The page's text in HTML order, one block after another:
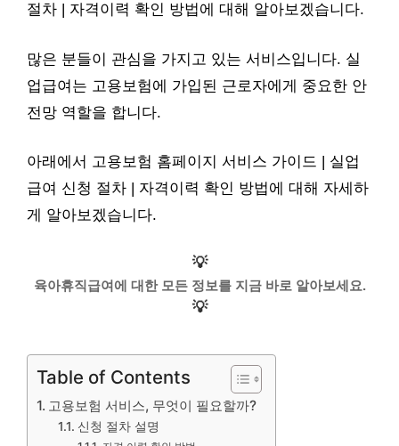
절차 | 자격이력 확인 방법에 대해 알아보겠습니다.
많은 분들이 관심을 가지고 있는 서비스입니다. 실
업급여는 고용보험에 가입된 근로자에게 중요한 안
전망 역할을 합니다.
아래에서 고용보험 홈페이지 서비스 가이드 | 실업
급여 신청 절차 | 자격이력 확인 방법에 대해 자세하
게 알아보겠습니다.
💡
육아휴직급여에 대한 모든 정보를 지금 바로 알아보세요.
💡
Table of Contents
고용보험 서비스, 무엇이 필요할까?
신청 절차 설명